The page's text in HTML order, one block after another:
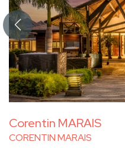
Corentin MARAIS
CORENTIN MARAIS